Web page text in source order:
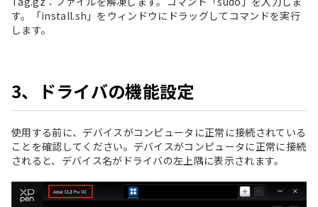
す。「install.sh」をウィンドウにドラッグしてコマンドを実行
します。
3、ドライバの機能設定
使用する前に、デバイスがコンピュータに正常に接続されている
ことを確認してください。デバイスがコンピュータに正常に接続
されると、デバイス名がドライバの左上隅に表示されます。